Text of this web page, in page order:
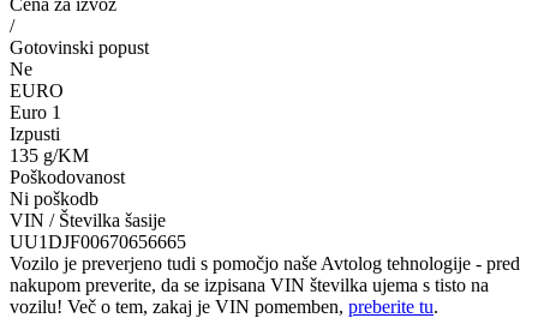
/
Gotovinski popust
Ne
EURO
Euro 1
Izpusti
135 g/KM
Poškodovanost
Ni poškodb
VIN / Številka šasije
UU1DJF00670656665
Vozilo je preverjeno tudi s pomočjo naše Avtolog tehnologije - pred
nakupom preverite, da se izpisana VIN številka ujema s tisto na
vozilu! Več o tem, zakaj je VIN pomemben, preberite tu.